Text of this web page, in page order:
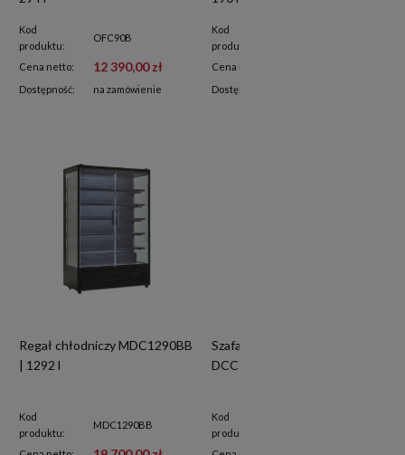
Kod
produktu:
OFC90B
Cena netto: 12 390,00 zł
Dostępność: na zamówienie
Kod
produktu:
Cena netto:
Dostępność:
Regał chłodniczy MDC1290BB
| 1292 l
Kod
produktu:
MDC1290BB
Szafa chłodnicza przeszklona
DCC159BD | 209 l
Kod
produktu: